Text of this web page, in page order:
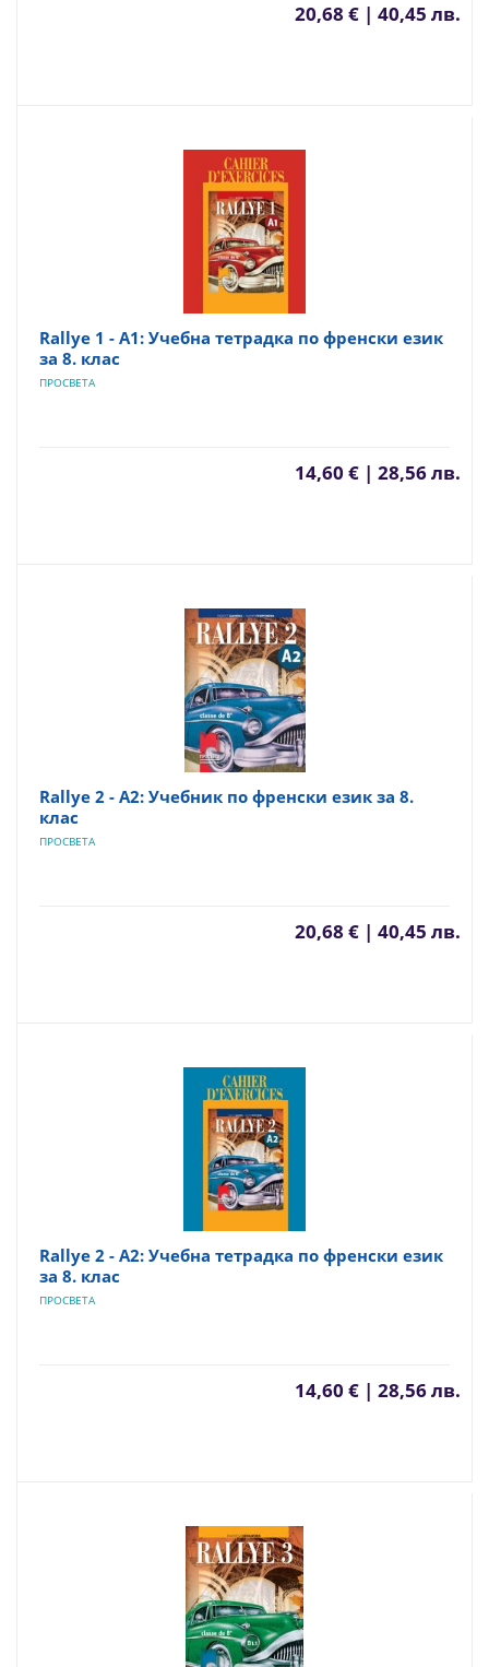
20,68 € | 40,45 лв.
Rallye 1 - A1: Учебна тетрадка по френски език
за 8. клас
ПРОСВЕТА
14,60 € | 28,56 лв.
Rallye 2 - A2: Учебник по френски език за 8.
клас
ПРОСВЕТА
20,68 € | 40,45 лв.
Rallye 2 - A2: Учебна тетрадка по френски език
за 8. клас
ПРОСВЕТА
14,60 € | 28,56 лв.